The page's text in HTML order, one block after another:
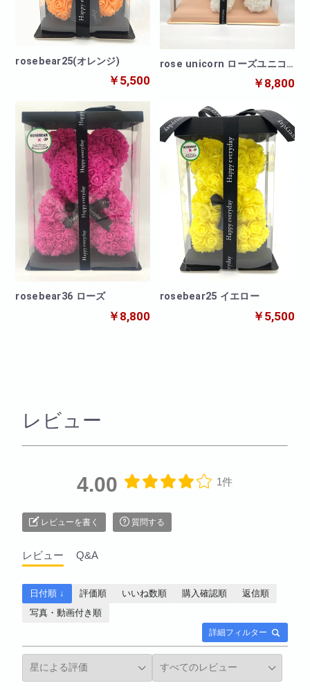
rosebear25(オレンジ)
￥5,500
rose unicorn ローズユニコ
￥8,800
rosebear36 ローズ
￥8,800
rosebear25 イエロー
￥5,500
レビュー
4.00 1件
レビューを書く 質問する
レビュー Q&A
詳細フィルター
日付順 ↓ 評価順 いいね数順 購入確認順
返信順
写真・動画付き順